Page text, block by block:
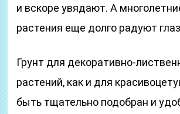
и вскоре увядают. А
растения еще долго радуют
Грунт для декоративно-
растений, как и для
быть тщательно подобран и